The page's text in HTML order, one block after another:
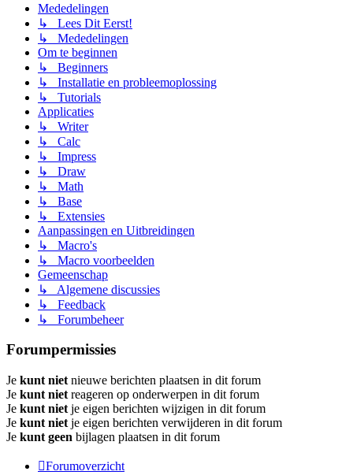
Mededelingen
↳ Lees Dit Eerst!
↳ Mededelingen
Om te beginnen
↳ Beginners
↳ Installatie en probleemoplossing
↳ Tutorials
Applicaties
↳ Writer
↳ Calc
↳ Impress
↳ Draw
↳ Math
↳ Base
↳ Extensies
Aanpassingen en Uitbreidingen
↳ Macro's
↳ Macro voorbeelden
Gemeenschap
↳ Algemene discussies
↳ Feedback
↳ Forumbeheer
Forumpermissies
Je kunt niet nieuwe berichten plaatsen in dit forum
Je kunt niet reageren op onderwerpen in dit forum
Je kunt niet je eigen berichten wijzigen in dit forum
Je kunt niet je eigen berichten verwijderen in dit forum
Je kunt geen bijlagen plaatsen in dit forum
Forumoverzicht